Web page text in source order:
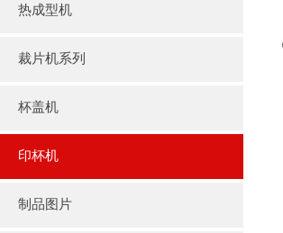
热成型机
裁片机系列
杯盖机
印杯机
制品图片